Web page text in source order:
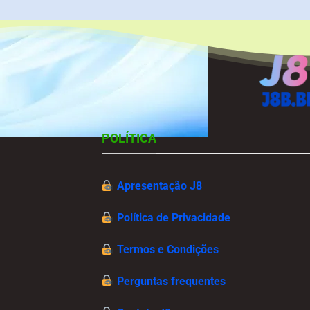
POLÍTICA
Apresentação J8
Política de Privacidade
Termos e Condições
Perguntas frequentes